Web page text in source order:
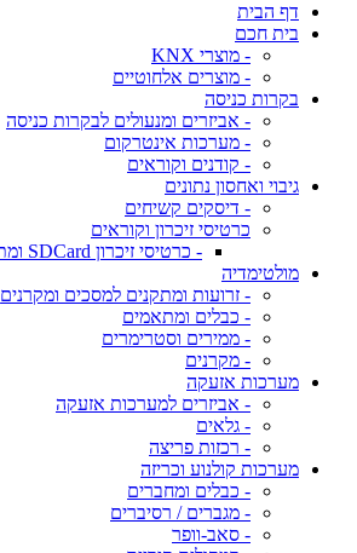
דף הבית
בית חכם
- מוצרי KNX
- מוצרים אלחוטיים
בקרות כניסה
- אביזרים ומנעולים לבקרות כניסה
- מערכות אינטרקום
- קודנים וקוראים
גיבוי ואחסון נתונים
- דיסקים קשיחים
כרטיסי זיכרון וקוראים
- כרטיסי זיכרון SDCard ומתאמים
מולטימדיה
- זרועות ומתקנים למסכים ומקרנים
- כבלים ומתאמים
- ממירים וסטרימרים
- מקרנים
מערכות אזעקה
- אביזרים למערכות אזעקה
- גלאים
- רכזות פריצה
מערכות קולנוע וכריזה
- כבלים ומחברים
- מגברים / רסיברים
- סאב-וופר